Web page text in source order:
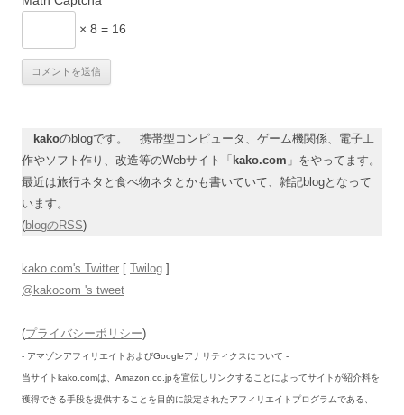
× 8 = 16
kakoのblogです。 携帯型コンピュータ、ゲーム機関係、電子工
作やソフト作り、改造等のWebサイト「 kako.com 」をやってます。
最近は旅行ネタと食べ物ネタとかも書いていて、雑記blogとなって
います。
(blogのRSS)
kako.com's Twitter [ Twilog ]
@kakocom 's tweet
(プライバシーポリシー)
- アマゾンアフィリエイトおよびGoogleアナリティクスについて -
当サイトkako.comは、Amazon.co.jpを宣伝しリンクすることによってサイトが紹介料を
獲得できる手段を提供することを目的に設定されたアフィリエイトプログラムである、